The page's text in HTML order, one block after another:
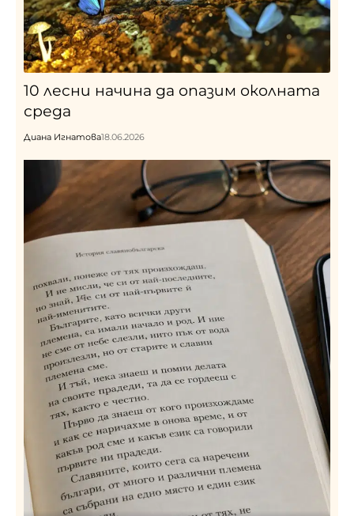
10 лесни начина да опазим околната
среда
Диана Игнатова18.06.2026